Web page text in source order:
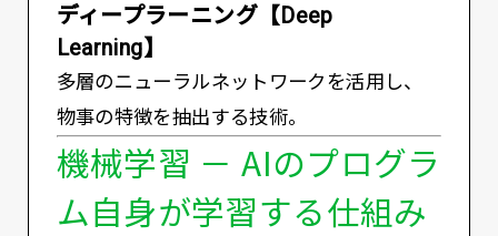
ディープラーニング【Deep
Learning】
多層のニューラルネットワークを活用し、
物事の特徴を抽出する技術。
機械学習 － AIのプログラ
ム自身が学習する仕組み